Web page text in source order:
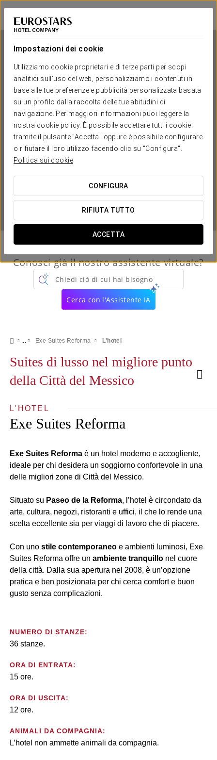
Impostazioni dei cookie
Utilizziamo cookie proprietari e di terze parti per scopi
analitici sull'uso del web, personalizziamo i contenuti in
base alle tue preferenze e pubblicità personalizzata basata
su un profilo dalla raccolta delle tue abitudini di
navigazione. Per maggiori informazioni puoi leggere la
nostra cookie policy. È possibile accettare tutti i cookie
tramite il pulsante "Accetta" oppure è possibile configurare
o rifiutare il loro utilizzo facendo clic su "Configura".
Politica sui cookie
CONFIGURA
RIFIUTA TUTTO
ACCETTA
Exe Suites Reforma
CITTÀ DEL MESSICO, CDMX
Exe Suites Reforma
CITTÀ DEL MESSICO, CDMX
QUANDO VUOI ANDARE?
Conosci già il nostro assistente virtuale?
Chiedi ciò di cui hai bisogno
Cerca con l'Assistente IA
Exe Suites Reforma L'hotel
Suites di lusso nel migliore punto
della Città del Messico
L'HOTEL
Exe Suites Reforma
Exe Suites Reforma è un hotel moderno e accogliente,
ideale per chi desidera un soggiorno confortevole in una
delle migliori zone di Città del Messico.
Situato su Paseo de la Reforma, l’hotel è circondato da
arte, cultura, negozi, ristoranti e uffici, il che lo rende una
scelta eccellente sia per viaggi di lavoro che di piacere.
Con uno stile contemporaneo e ambienti luminosi, Exe
Suites Reforma offre un ambiente tranquillo nel cuore
della città. Dalla sua apertura nel 2008, è un’opzione
pratica e ben posizionata per chi cerca comfort e buon
gusto senza complicazioni.
NUMERO DI STANZE:
36 stanze.
ORA DI ENTRATA:
15 ore.
ORA DI USCITA:
12 ore.
ANIMALI DA COMPAGNIA:
L’hotel non ammette animali da compagnia.